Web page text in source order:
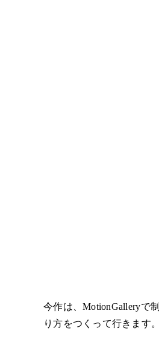
今作は、MotionGalleryで
り方をつくって行きます